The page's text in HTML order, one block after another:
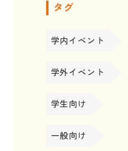
タグ
学内イベント
学外イベント
学生向け
一般向け